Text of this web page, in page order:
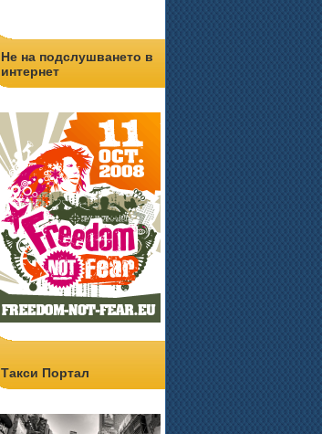
Не на подслушването в
интернет
Такси Портал